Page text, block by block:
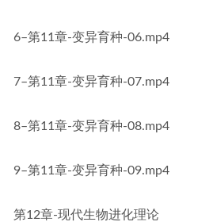
6–第11章-变异育种-06.mp4
7–第11章-变异育种-07.mp4
8–第11章-变异育种-08.mp4
9–第11章-变异育种-09.mp4
第12章-现代生物进化理论